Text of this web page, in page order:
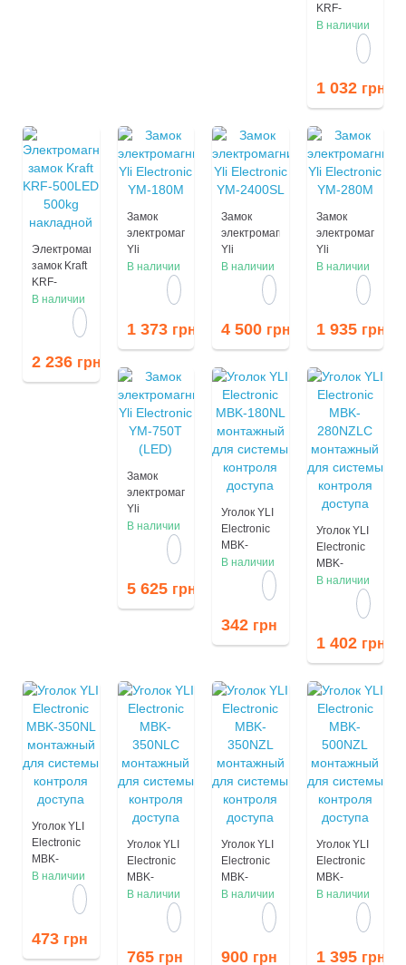
KRF-
300LED
накладной
В наличии
1 032 грн
Электромагнитный
замок Kraft
KRF-
500LED
накладной
В наличии
2 236 грн
Замок
электромагнитный
Yli
Electronic
YM-180M
В наличии
1 373 грн
Замок
электромагнитный
Yli
Electronic
В наличии
4 500 грн
Замок
Yli
Electronic
YM-280M
В наличии
1 935 грн
Замок
электромагнитный
Yli
Electronic
YM-750T
В наличии
5 625 грн
Уголок YLI
Electronic
MBK-
180NL
монтажный
контроля
доступа
В наличии
342 грн
Уголок YLI
Electronic
MBK-
280NZLC
монтажный
контроля
доступа
В наличии
1 402 грн
Уголок YLI
Electronic
MBK-
350NL
монтажный
контроля
доступа
В наличии
473 грн
Уголок YLI
Electronic
MBK-
350NLC
монтажный
контроля
В наличии
765 грн
Уголок YLI
Electronic
MBK-
350NZL
монтажный
контроля
В наличии
900 грн
Уголок YLI
Electronic
MBK-
500NZL
монтажный
контроля
В наличии
1 395 грн